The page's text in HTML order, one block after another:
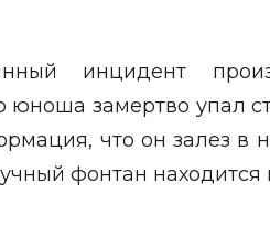
инцидент
юноша замертво упал
что он залез в
фонтан находится